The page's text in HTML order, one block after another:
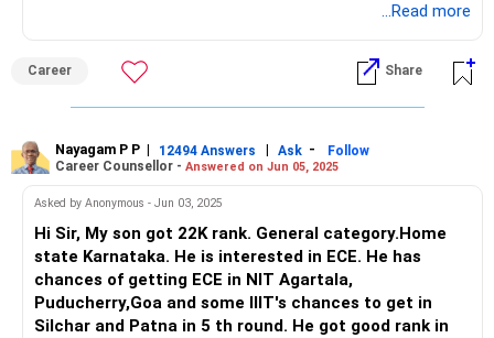
...Read more
Career Share
Nayagam P P | 12494 Answers | Ask -
Follow
Career Counsellor - Answered on Jun 05, 2025
Asked by Anonymous - Jun 03, 2025
Hi Sir, My son got 22K rank. General category.Home
state Karnataka. He is interested in ECE. He has
chances of getting ECE in NIT Agartala,
Puducherry,Goa and some IIIT's chances to get in
Silchar and Patna in 5 th round. He got good rank in